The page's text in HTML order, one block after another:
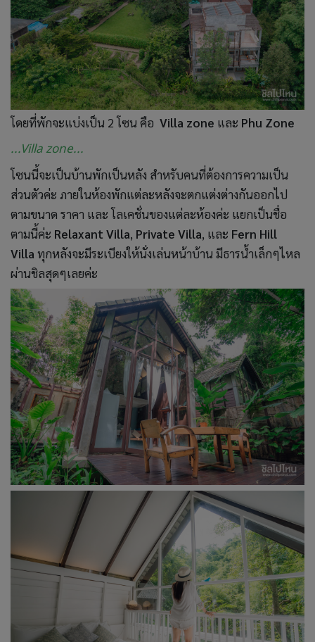
โดยที่พักจะแบ่งเป็น 2 โซน คือ Villa zone และ Phu Zone
...Villa zone...
โซนนี้จะเป็นบ้านพักเป็นหลัง สำหรับคนที่ต้องการความเป็น
ส่วนตัวค่ะ ภายในห้องพักแต่ละหลังจะตกแต่งต่างกันออกไป
ตามขนาด ราคา และ โลเคชั่นของแต่ละห้องค่ะ แยกเป็นชื่อ
ตามนี้ค่ะ Relaxant Villa, Private Villa, และ Fern Hill
Villa ทุกหลังจะมีระเบียงให้นั่งเล่นหน้าบ้าน มีธารน้ำเล็กๆไหล
ผ่านชิลสุดๆเลยค่ะ